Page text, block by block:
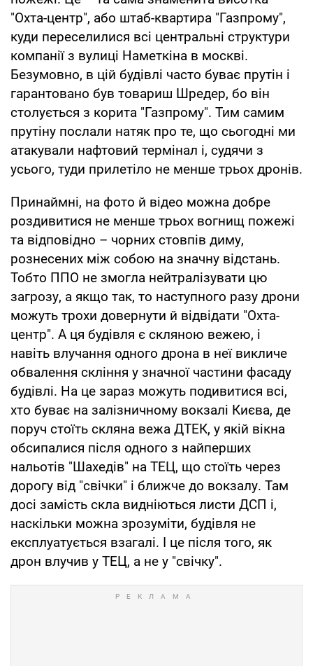
"Охта-центр", або штаб-квартира "Газпрому",
куди переселилися всі центральні структури
компанії з вулиці Наметкіна в москві.
Безумовно, в цій будівлі часто буває прутін і
гарантовано був товариш Шредер, бо він
столується з корита "Газпрому". Тим самим
прутіну послали натяк про те, що сьогодні ми
атакували нафтовий термінал і, судячи з
усього, туди прилетіло не менше трьох дронів.
Принаймні, на фото й відео можна добре
роздивитися не менше трьох вогнищ пожежі
та відповідно – чорних стовпів диму,
рознесених між собою на значну відстань.
Тобто ППО не змогла нейтралізувати цю
загрозу, а якщо так, то наступного разу дрони
можуть трохи довернути й відвідати "Охта-
центр". А ця будівля є скляною вежею, і
навіть влучання одного дрона в неї викличе
обвалення скління у значної частини фасаду
будівлі. На це зараз можуть подивитися всі,
хто буває на залізничному вокзалі Києва, де
поруч стоїть скляна вежа ДТЕК, у якій вікна
обсипалися після одного з найперших
нальотів "Шахедів" на ТЕЦ, що стоїть через
дорогу від "свічки" і ближче до вокзалу. Там
досі замість скла видніються листи ДСП і,
наскільки можна зрозуміти, будівля не
експлуатується взагалі. І це після того, як
дрон влучив у ТЕЦ, а не у "свічку".